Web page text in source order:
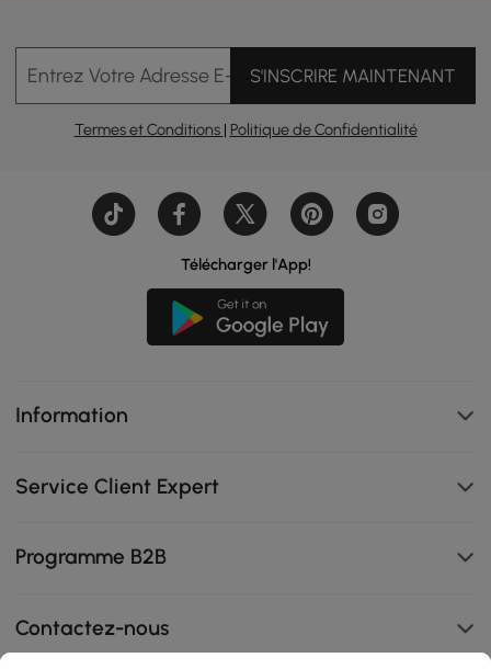
Entrez Votre Adresse E-mailS'INSCRIRE MAINTENANT
Termes et Conditions | Politique de Confidentialité
Télécharger l'App!
Information
Service Client Expert
Programme B2B
Contactez-nous